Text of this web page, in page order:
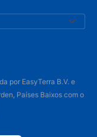
por EasyTerra B.V. e
Países Baixos com o